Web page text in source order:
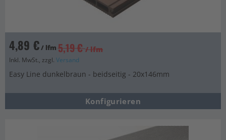
4,89 €/ lfm 5,19 € / lfm
Inkl. MwSt., zzgl. Versand
Easy Line dunkelbraun - beidseitig - 20x146mm
Konfigurieren